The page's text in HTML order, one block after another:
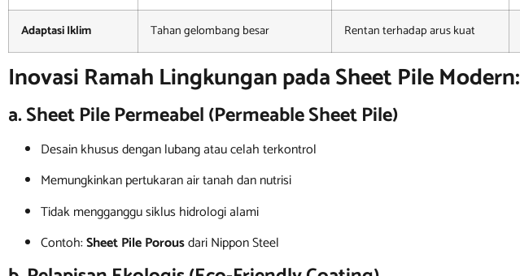
Adaptasi Iklim Tahan gelombang besar Rentan terhadap arus kuat
Inovasi Ramah Lingkungan pada Sheet Pile Modern:
a. Sheet Pile Permeabel (Permeable Sheet Pile)
Desain khusus dengan lubang atau celah terkontrol
Memungkinkan pertukaran air tanah dan nutrisi
Tidak mengganggu siklus hidrologi alami
Contoh:Sheet Pile Porousdari Nippon Steel